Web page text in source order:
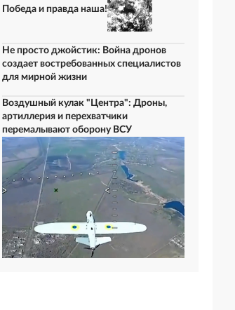
Победа и правда наша!
Не просто джойстик: Война дронов
создает востребованных специалистов
для мирной жизни
Воздушный кулак "Центра": Дроны,
артиллерия и перехватчики
перемалывают оборону ВСУ